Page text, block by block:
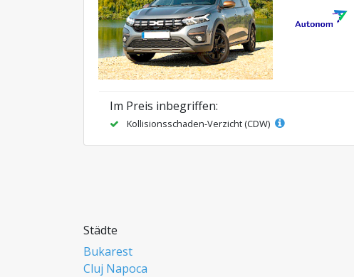
Im Preis inbegriffen:
Kollisionsschaden-Verzicht (CDW)
Städte
Bukarest
Cluj Napoca